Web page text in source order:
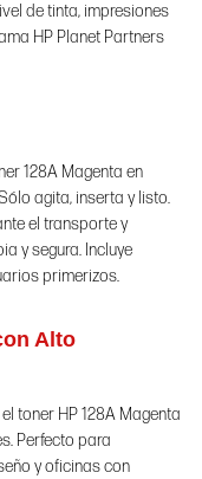
de tinta, impresiones
HP Planet Partners
128A Magenta en
agita, inserta y listo.
el transporte y
y segura. Incluye
primerizos.
Alto
toner HP 128A Magenta
Perfecto para
y oficinas con